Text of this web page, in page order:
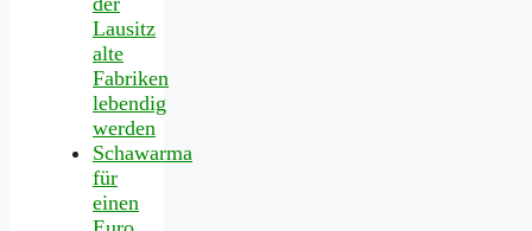
Lausitz
alte
Fabriken
lebendig
werden
Schawarma
für
einen